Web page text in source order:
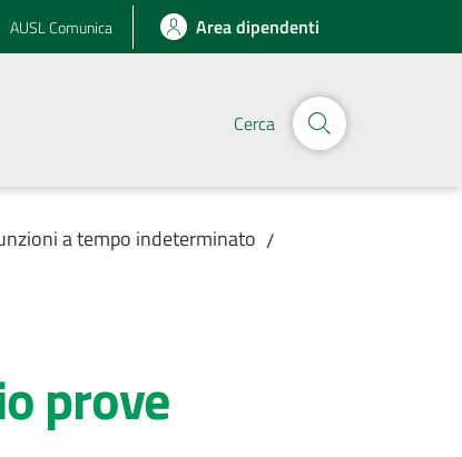
AUSL Comunica Area dipendenti
Cerca
a tempo indeterminato /
prove